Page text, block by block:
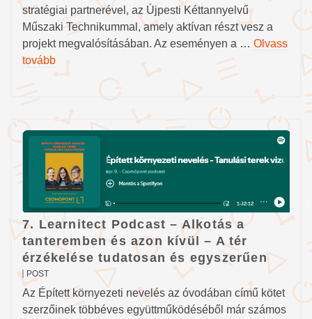
stratégiai partnerével, az Újpesti Kéttannyelvű
Műszaki Technikummal, amely aktívan részt vesz a
projekt megvalósításában. Az eseményen a … Olvass
tovább
7. Learnitect Podcast – Alkotás a
tanteremben és azon kívül – A tér
érzékelése tudatosan és egyszerűen
POST
Az Épített környezeti nevelés az óvodában című kötet
szerzőinek többéves együttműködéséből már számos